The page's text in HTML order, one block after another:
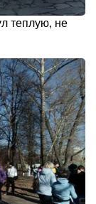
теплую, не